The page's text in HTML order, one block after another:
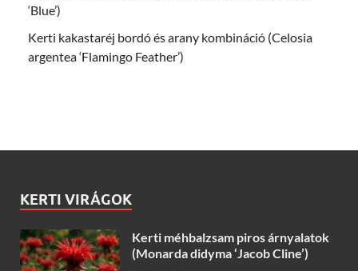
‘Blue’)
Kerti kakastaréj bordó és arany kombináció (Celosia
argentea ‘Flamingo Feather’)
KERTI VIRÁGOK
Kerti méhbalzsam piros árnyalatok
(Monarda didyma ‘Jacob Cline’)